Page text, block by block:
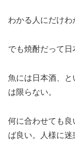
わかる人にだけわ
でも焼酎だって日
魚には日本酒、と
は限らない。
何に合わせても
ば良い。人様に